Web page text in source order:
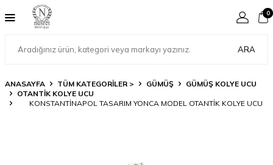
ARA
0
ANASAYFA TÜM KATEGORİLER > GÜMÜŞ
GÜMÜŞ KOLYE UCU
OTANTIK KOLYE UCU
KONSTANTINAPOL TASARIM YONCA MODEL OTANTIK KOLYE UCU